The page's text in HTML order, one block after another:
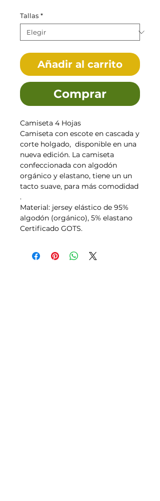
Tallas *
Añadir al carrito
Comprar
Camiseta 4 Hojas
Camiseta con escote en cascada y
corte holgado, disponible en una
nueva edición. La camiseta
confeccionada con algodón
orgánico y elastano, tiene un un
tacto suave, para más comodidad
.
Material: jersey elástico de 95%
algodón (orgánico), 5% elastano
Certificado GOTS.